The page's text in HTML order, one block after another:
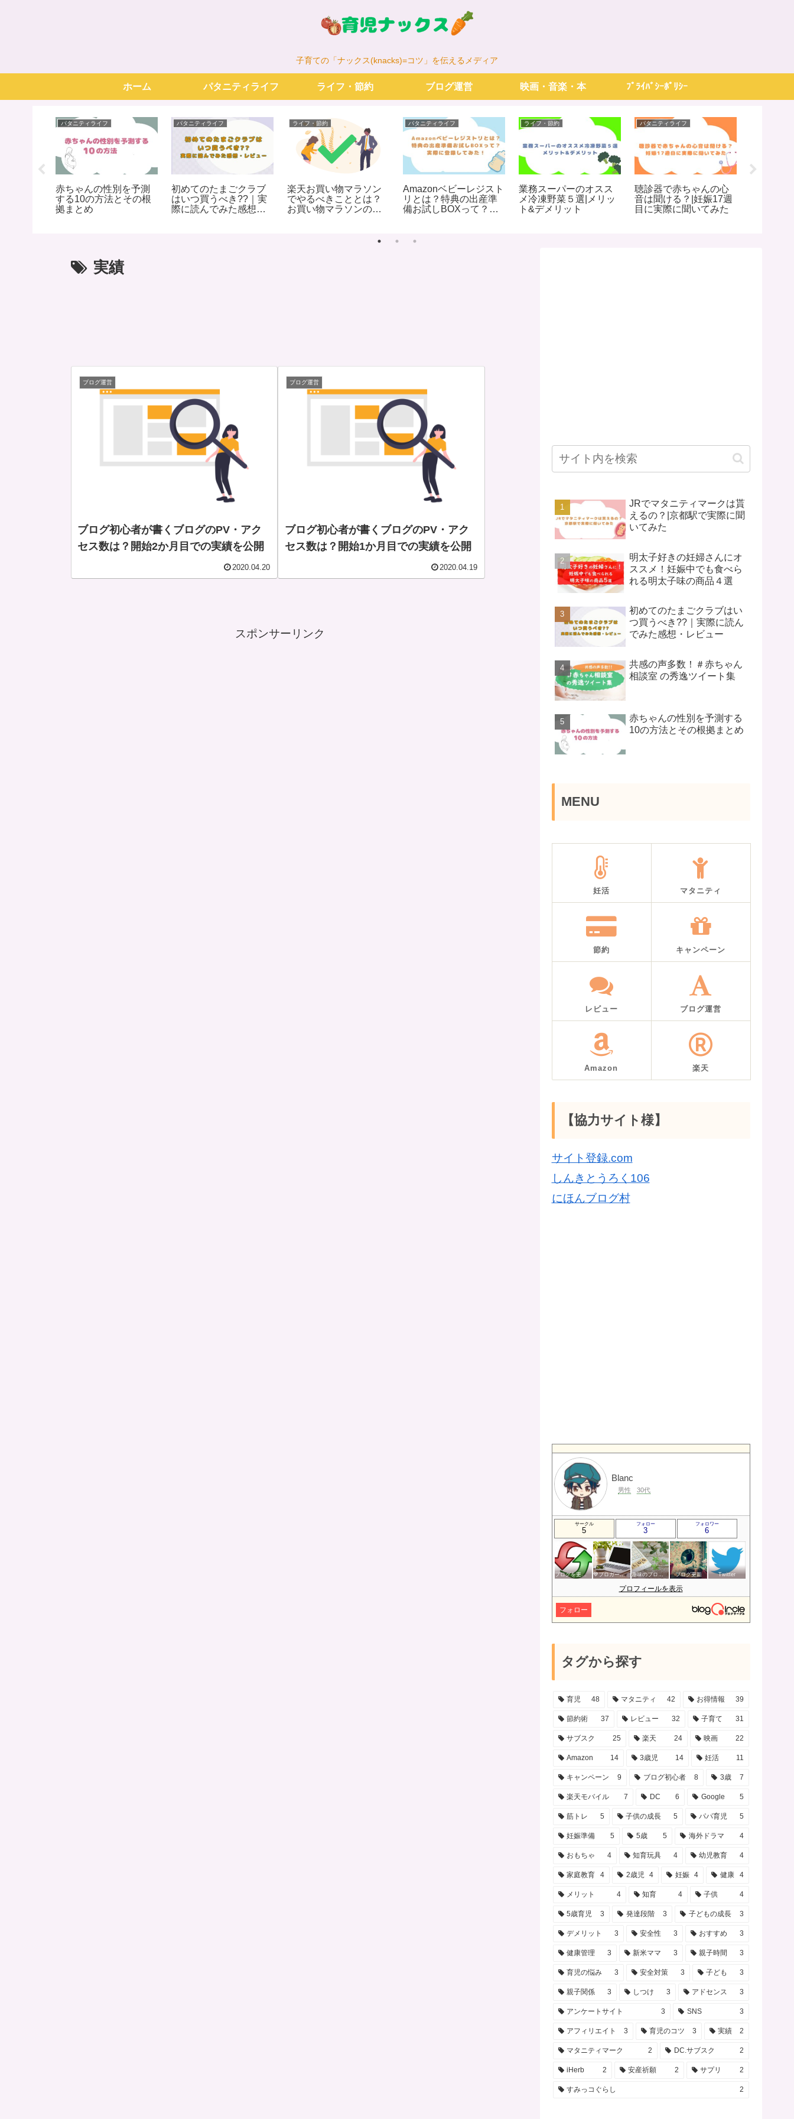
子育ての「ナックス(knacks)=コツ」を伝えるメディア
ホーム パタニティライフ ライフ・節約 ブログ運営 映画・音楽・本 ﾌﾟﾗｲﾊﾞｼｰﾎﾟﾘｼｰ
パタニティライフ
赤ちゃんの性別を予測
する10の方法とその根
拠まとめ
パタニティライフ
初めてのたまごクラブ
はいつ買うべき??｜実
際に読んでみた感想・
ライフ・節約
楽天お買い物マラソン
でやるべきこととは？
お買い物マラソンの事
パタニティライフ
Amazonベビーレジスト
リとは？特典の出産準
備お試しBOXって？実
ライフ・節約
業務スーパーのオスス
メ冷凍野菜５選|メリッ
ト&デメリット
パタニティライフ
聴診器で赤ちゃんの心
音は聞ける？|妊娠17週
目に実際に聞いてみた
実績
ブログ運営
ブログ初心者が書くブログのPV・アク
セス数は？開始2か月目での実績を公開
2020.04.20
ブログ運営
ブログ初心者が書くブログのPV・アク
セス数は？開始1か月目での実績を公開
2020.04.19
スポンサーリンク
JRでマタニティマークは貰
えるの？|京都駅で実際に聞
いてみた
明太子好きの妊婦さんにオ
ススメ！妊娠中でも食べら
れる明太子味の商品４選
初めてのたまごクラブはい
つ買うべき??｜実際に読ん
でみた感想・レビュー
共感の声多数！＃赤ちゃん
相談室 の秀逸ツイート集
赤ちゃんの性別を予測する
10の方法とその根拠まとめ
MENU
妊活 マタニティ
節約 キャンペーン
レビュー ブログ運営
Amazon 楽天
【協力サイト様】
サイト登録.com
しんきとうろく106
にほんブログ村
Blanc
男性 30代
サークル
5
フォロー
3
フォロワー
6
ブログを更新したらここで報告 💙ブロガー応援&更新報告♪💙 趣味のブログを楽しむ会 ブログ更新 Twitter
プロフィールを表示
フォロー
タグから探す
育児 48 マタニティ 42 お得情報 39
節約術 37 レビュー 32 子育て 31
サブスク 25 楽天 24 映画 22
Amazon 14 3歳児 14 妊活 11
キャンペーン 9 ブログ初心者 8 3歳 7
楽天モバイル 7 DC 6 Google 5
筋トレ 5 子供の成長 5 パパ育児 5
妊娠準備 5 5歳 5 海外ドラマ 4
おもちゃ 4 知育玩具 4 幼児教育 4
家庭教育 4 2歳児 4 妊娠 4 健康 4
メリット 4 知育 4 子供 4
5歳育児 3 発達段階 3 子どもの成長 3
デメリット 3 安全性 3 おすすめ 3
健康管理 3 新米ママ 3 親子時間 3
育児の悩み 3 安全対策 3 子ども 3
親子関係 3 しつけ 3 アドセンス 3
アンケートサイト 3 SNS 3
アフィリエイト 3 育児のコツ 3 実績 2
マタニティマーク 2 DC.サブスク 2
iHerb 2 安産祈願 2 サプリ 2
すみっコぐらし 2